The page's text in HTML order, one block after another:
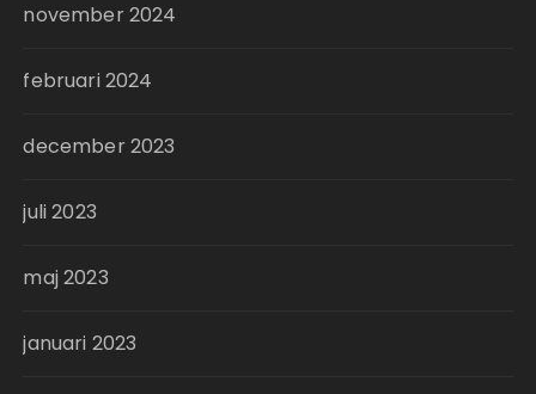
november 2024
februari 2024
december 2023
juli 2023
maj 2023
januari 2023